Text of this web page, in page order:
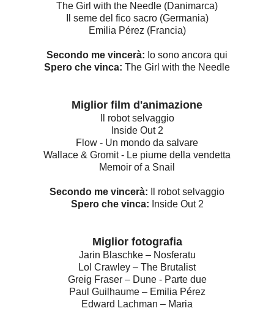
The Girl with the Needle (Danimarca)
Il seme del fico sacro (Germania)
Emilia Pérez (Francia)
Secondo me vincerà: Io sono ancora qui
Spero che vinca: The Girl with the Needle
Miglior film d'animazione
Il robot selvaggio
Inside Out 2
Flow - Un mondo da salvare
Wallace & Gromit - Le piume della vendetta
Memoir of a Snail
Secondo me vincerà: Il robot selvaggio
Spero che vinca: Inside Out 2
Miglior fotografia
Jarin Blaschke – Nosferatu
Lol Crawley – The Brutalist
Greig Fraser – Dune - Parte due
Paul Guilhaume – Emilia Pérez
Edward Lachman – Maria